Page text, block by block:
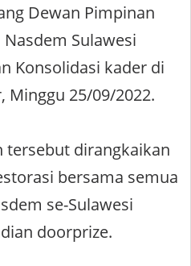
Dewan Pimpinan
Sulawesi
Konsolidasi kader di
Minggu 25/09/2022.
tersebut dirangkaikan
bersama semua
se-Sulawesi
doorprize.